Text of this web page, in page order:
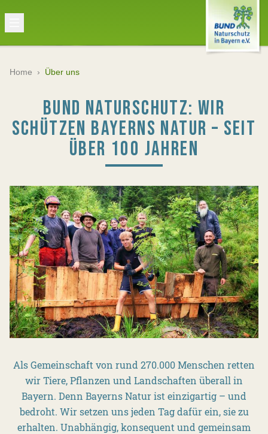
Home › Über uns
BUND NATURSCHUTZ: WIR
SCHÜTZEN BAYERNS NATUR – SEIT
ÜBER 100 JAHREN
Als Gemeinschaft von rund 270.000 Menschen retten
wir Tiere, Pflanzen und Landschaften überall in
Bayern. Denn Bayerns Natur ist einzigartig – und
bedroht. Wir setzen uns jeden Tag dafür ein, sie zu
erhalten. Unabhängig, konsequent und gemeinsam